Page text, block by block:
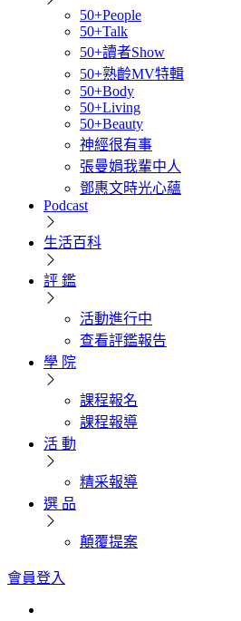
50+People
50+Talk
50+讀者Show
50+熟齡MV特輯
50+Body
50+Living
50+Beauty
神經很有事
張曼娟我輩中人
鄧惠文時光心蘊
Podcast
生活百科
評 鑑
活動進行中
查看評鑑報告
學 院
課程報名
課程報導
活 動
精采報導
選 品
顛覆提案
會員登入